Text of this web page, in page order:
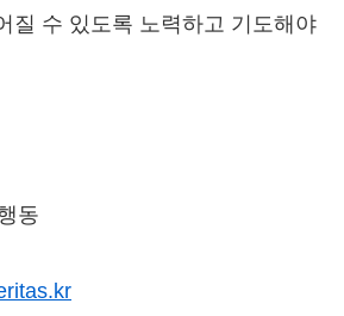
질 수 있도록 노력하고 기도해야
동